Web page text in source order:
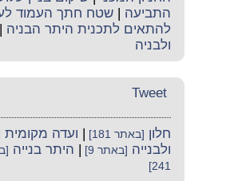
התביעה | שטח חתך העמוד
להתאים לתכנית היתר הבניה |
ולבניה
Tweet
חלון [באתר 181] | ועדה מקומית
ולבנייה [באתר 9] | היתר בנייה
241]